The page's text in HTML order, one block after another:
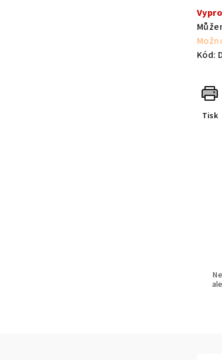
cena:
Kód:
Tisk